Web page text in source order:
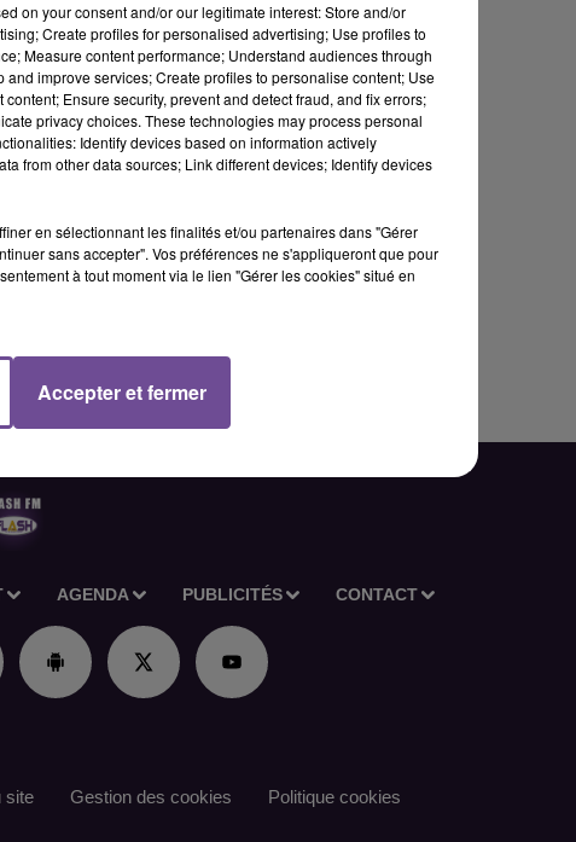
des appels ou des mails et
ligne. Vous conseillez sur les
et formés sur les produits
travail un samedi sur 2
AGENDA PUBLICITÉS CONTACT
site Gestion des cookies Politique cookies
on your consent and/or our legitimate interest: Store and/or
Create profiles for personalised advertising; Use profiles to
Measure content performance; Understand audiences through
improve services; Create profiles to personalise content; Use
Ensure security, prevent and detect fraud, and fix errors;
privacy choices. These technologies may process personal
Identify devices based on information actively
from other data sources; Link different devices; Identify devices
en sélectionnant les finalités et/ou partenaires dans "Gérer
sans accepter". Vos préférences ne s'appliqueront que pour
à tout moment via le lien "Gérer les cookies" situé en
Accepter et fermer